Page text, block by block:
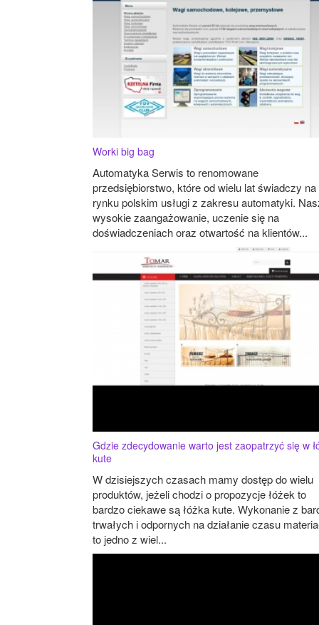
Worki big bag
Automatyka Serwis to renomowane
przedsiębiorstwo, które od wielu lat świadczy na
rynku polskim usługi z zakresu automatyki.
wysokie zaangażowanie, uczenie się na
doświadczeniach oraz otwartość na klientów...
Gdzie zdecydowanie warto jest zaopatrzyć się w
kute
W dzisiejszych czasach mamy dostęp do wielu
produktów, jeżeli chodzi o propozycje łóżek to
bardzo ciekawe są łóżka kute. Wykonanie z
trwałych i odpornych na działanie czasu
to jedno z wiel...